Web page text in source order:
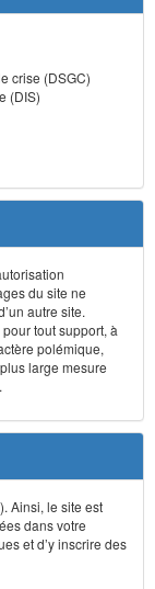
crise (DSGC)
(DIS)
du site ne
autre site.
tout support, à
polémique,
large mesure
Ainsi, le site est
dans votre
et d’y inscrire des